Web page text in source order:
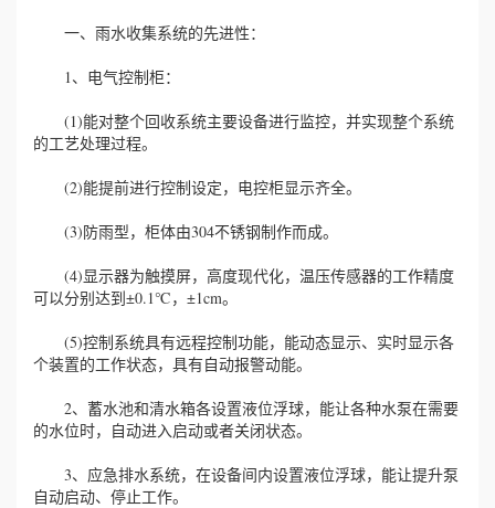
一、雨水收集系统的先进性：
1、电气控制柜：
(1)能对整个回收系统主要设备进行监控，并实现整个系统
的工艺处理过程。
(2)能提前进行控制设定，电控柜显示齐全。
(3)防雨型，柜体由304不锈钢制作而成。
(4)显示器为触摸屏，高度现代化，温压传感器的工作精度
可以分别达到±0.1℃，±1cm。
(5)控制系统具有远程控制功能，能动态显示、实时显示各
个装置的工作状态，具有自动报警动能。
2、蓄水池和清水箱各设置液位浮球，能让各种水泵在需要
的水位时，自动进入启动或者关闭状态。
3、应急排水系统，在设备间内设置液位浮球，能让提升泵
自动启动、停止工作。